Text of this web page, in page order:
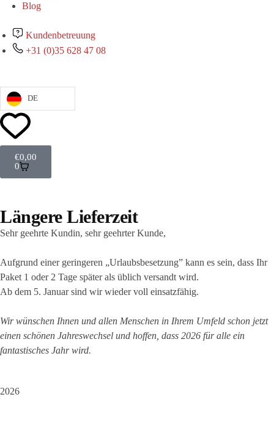
Blog
Kundenbetreuung
+31 (0)35 628 47 08
DE
€0,00
0
Längere Lieferzeit
Sehr geehrte Kundin, sehr geehrter Kunde,
Aufgrund einer geringeren „Urlaubsbesetzung” kann es sein, dass Ihr
Paket 1 oder 2 Tage später als üblich versandt wird.
Ab dem 5. Januar sind wir wieder voll einsatzfähig.
Wir wünschen Ihnen und allen Menschen in Ihrem Umfeld schon jetzt
einen schönen Jahreswechsel und hoffen, dass 2026 für alle ein
fantastisches Jahr wird.
2026